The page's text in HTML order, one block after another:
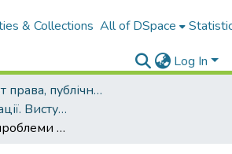
& Collections All of DSpace
Log In
Факультет права, публічного управління і менеджменту
Наукові публікації. Виступи
Дослідження проблеми громадянського суспільства у політичній думці